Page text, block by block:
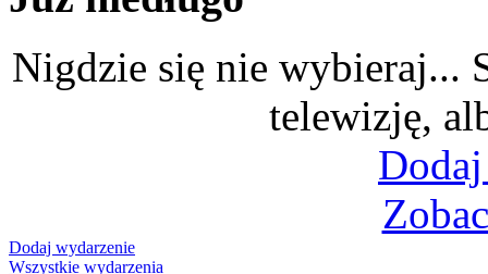
Nigdzie się nie wybieraj...
telewizję,
Dodaj wydarzenie
Wszystkie wydarzenia